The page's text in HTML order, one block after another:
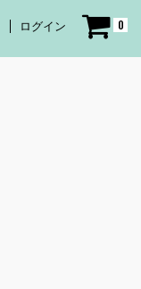
ログイン 0